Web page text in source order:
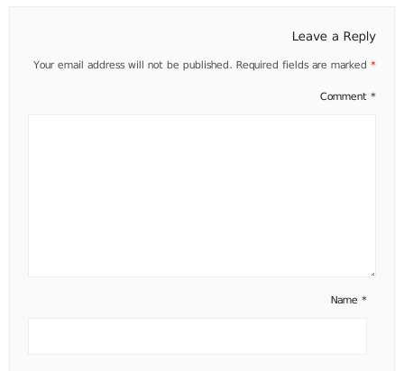
Leave a Reply
Your email address will not be published. Required fields are marked *
Comment *
Name *